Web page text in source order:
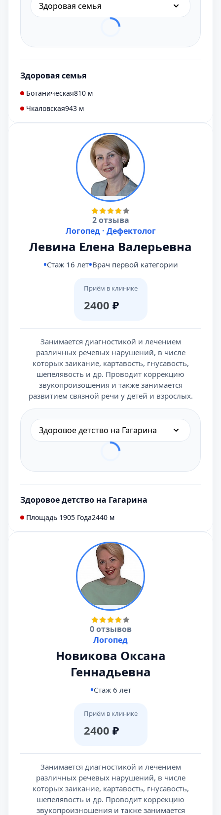
Здоровая семья
Здоровая семья
Ботаническая810 м
Чкаловская943 м
2 отзыва
Логопед · Дефектолог
Левина Елена Валерьевна
Стаж 16 лет Врач первой категории
Приём в клинике
2400 ₽
Занимается диагностикой и лечением
различных речевых нарушений, в числе
которых заикание, картавость, гнусавость,
шепелявость и др. Проводит коррекцию
звукопроизошения и также занимается
развитием связной речи у детей и взрослых.
Здоровое детство на Гагарина
Здоровое детство на Гагарина
Площадь 1905 Года2440 м
0 отзывов
Логопед
Новикова Оксана
Геннадьевна
Стаж 6 лет
Приём в клинике
2400 ₽
Занимается диагностикой и лечением
различных речевых нарушений, в числе
которых заикание, картавость, гнусавость,
шепелявость и др. Проводит коррекцию
звукопроизношения и также занимается